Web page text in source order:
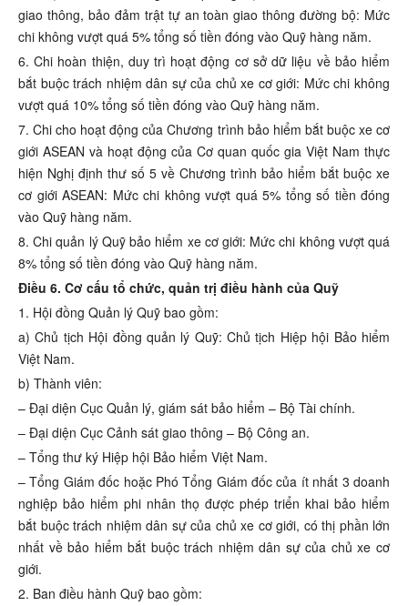
giao thông, bảo đảm trật tự an toàn giao thông đường bộ: Mức
chi không vượt quá 5% tổng số tiền đóng vào Quỹ hàng năm.
6. Chi hoàn thiện, duy trì hoạt động cơ sở dữ liệu về bảo hiểm
bắt buộc trách nhiệm dân sự của chủ xe cơ giới: Mức chi không
vượt quá 10% tổng số tiền đóng vào Quỹ hàng năm.
7. Chi cho hoạt động của Chương trình bảo hiểm bắt buộc xe cơ
giới ASEAN và hoạt động của Cơ quan quốc gia Việt Nam thực
hiện Nghị định thư số 5 về Chương trình bảo hiểm bắt buộc xe
cơ giới ASEAN: Mức chi không vượt quá 5% tổng số tiền đóng
vào Quỹ hàng năm.
8. Chi quản lý Quỹ bảo hiểm xe cơ giới: Mức chi không vượt quá
8% tổng số tiền đóng vào Quỹ hàng năm.
Điều 6. Cơ cấu tổ chức, quản trị điều hành của Quỹ
1. Hội đồng Quản lý Quỹ bao gồm:
a) Chủ tịch Hội đồng quản lý Quỹ: Chủ tịch Hiệp hội Bảo hiểm
Việt Nam.
b) Thành viên:
– Đại diện Cục Quản lý, giám sát bảo hiểm – Bộ Tài chính.
– Đại diện Cục Cảnh sát giao thông – Bộ Công an.
– Tổng thư ký Hiệp hội Bảo hiểm Việt Nam.
– Tổng Giám đốc hoặc Phó Tổng Giám đốc của ít nhất 3 doanh
nghiệp bảo hiểm phi nhân thọ được phép triển khai bảo hiểm
bắt buộc trách nhiệm dân sự của chủ xe cơ giới, có thị phần lớn
nhất về bảo hiểm bắt buộc trách nhiệm dân sự của chủ xe cơ
giới.
2. Ban điều hành Quỹ bao gồm: